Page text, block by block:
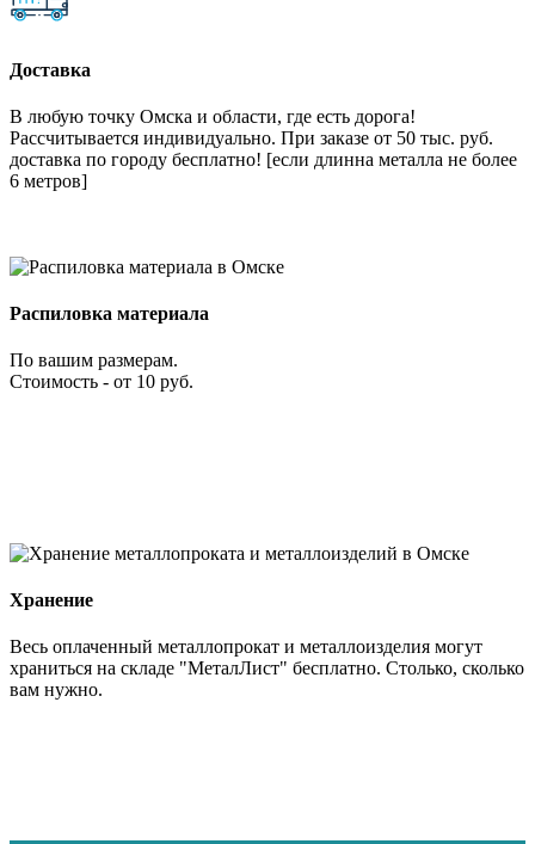
Доставка
В любую точку Омска и области, где есть дорога!
Рассчитывается индивидуально. При заказе от 50 тыс. руб.
доставка по городу бесплатно! [если длинна металла не более
6 метров]
Распиловка материала
По вашим размерам.
Стоимость - от 10 руб.
Хранение
Весь оплаченный металлопрокат и металлоизделия могут
храниться на складе "МеталЛист" бесплатно. Столько, сколько
вам нужно.